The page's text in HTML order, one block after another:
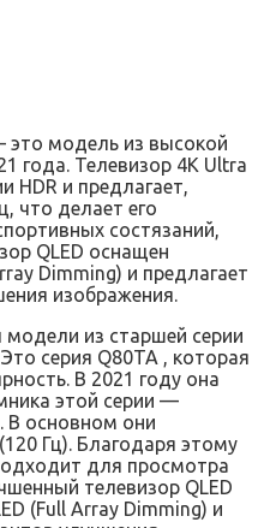
это модель из высокой
года. Телевизор 4K Ultra
HDR и предлагает,
что делает его
состязаний,
QLED оснащен
Dimming) и предлагает
изображения.
из старшей серии
серия Q80TA , которая
В 2021 году она
этой серии —
. В основном они
Гц). Благодаря этому
для просмотра
телевизор QLED
(Full Array Dimming) и